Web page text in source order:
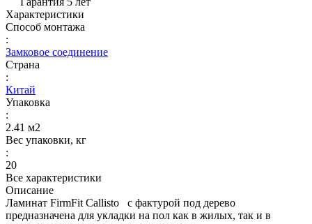
Характеристики
Способ монтажа
:
Замковое соединение
Страна
:
Китай
Упаковка
:
2.41 м2
Вес упаковки, кг
:
20
Все характеристики
Описание
Ламинат FirmFit Callisto с фактурой под дерево
предназначена для укладки на пол как в жилых, так и в